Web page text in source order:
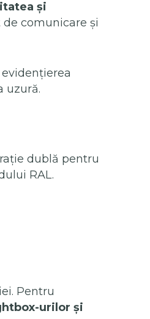
și
comunicare și
uzură.
dublă pentru
RAL.
Pentru
urilor și